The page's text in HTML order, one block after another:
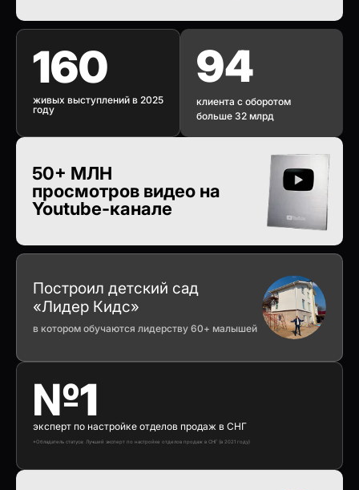
160
живых выступлений в 2025
году
94
клиента с оборотом
больше 32 млрд
50+ МЛН
просмотров видео на
Youtube-канале
№1
эксперт по настройке отделов продаж в СНГ
*Обладатель статуса: Лучший эксперт по настройке отделов продаж в СНГ (в 2021 году)
Построил детский сад
«Лидер Кидс»
в котором обучаются лидерству 60+ малышей